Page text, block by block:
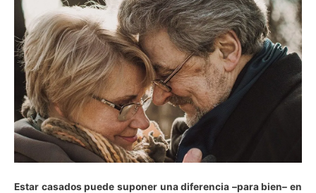
Estar casados puede suponer una diferencia –para bien– en